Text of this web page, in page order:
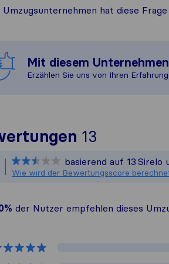
Umzugsunternehmen hat diese
Mit diesem
Erzählen Sie uns von Ihren
13
Alle
basierend auf 13 Sirelo
Wie wird der Bewertungsscore
der Nutzer empfehlen dieses